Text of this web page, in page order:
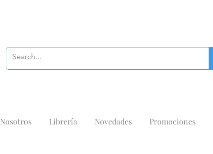
Nosotros Librería Novedades Promociones